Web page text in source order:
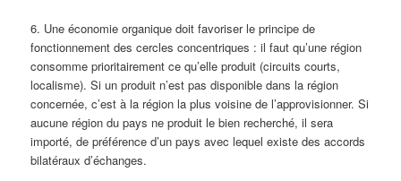
6. Une économie organique doit favoriser le principe de
fonctionnement des cercles concentriques : il faut qu’une région
consomme prioritairement ce qu’elle produit (circuits courts,
localisme). Si un produit n’est pas disponible dans la région
concernée, c’est à la région la plus voisine de l’approvisionner. Si
aucune région du pays ne produit le bien recherché, il sera
importé, de préférence d’un pays avec lequel existe des accords
bilatéraux d’échanges.